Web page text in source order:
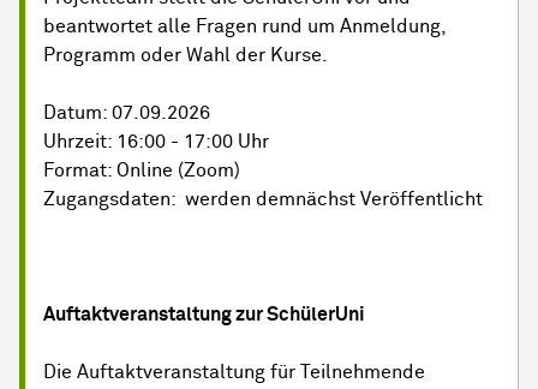
beantwortet alle Fragen rund um Anmeldung,
Programm oder Wahl der Kurse.
Datum: 07.09.2026
Uhrzeit: 16:00 - 17:00 Uhr
Format: Online (Zoom)
Zugangsdaten: werden demnächst Veröffentlicht
Auftaktveranstaltung zur SchülerUni
Die Auftaktveranstaltung für Teilnehmende